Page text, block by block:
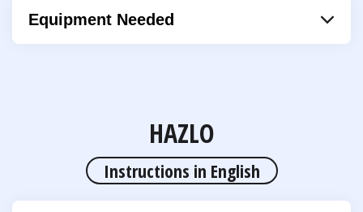
Equipment Needed
Cuchara de cocina
HAZLO
Instructions in English